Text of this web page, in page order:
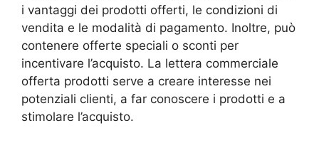
i vantaggi dei prodotti offerti, le condizioni di
vendita e le modalità di pagamento. Inoltre, può
contenere offerte speciali o sconti per
incentivare l’acquisto. La lettera commerciale
offerta prodotti serve a creare interesse nei
potenziali clienti, a far conoscere i prodotti e a
stimolare l’acquisto.